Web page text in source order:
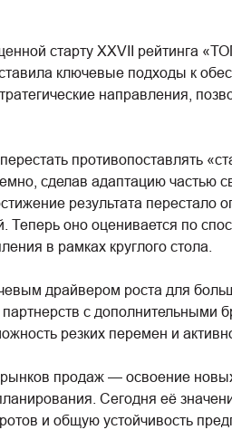
старту XXVII рейтинга
ключевые подходы к
направления,
противопоставлять
сделав адаптацию
результата
Теперь оно оценивается по
в рамках круглого стола.
драйвером роста для
с
резких перемен и
продаж — освоение
Сегодня её
и общую устойчивость